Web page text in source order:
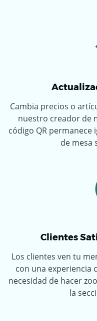
Cambia precios o
nuestro creador de
código QR
de mesa
Clientes
Los clientes ven tu
con una experiencia
necesidad de hacer
la